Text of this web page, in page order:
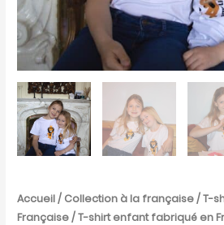
Accueil/ Collection à la française/T-
Française/ T-shirt enfant fabriqué en
française